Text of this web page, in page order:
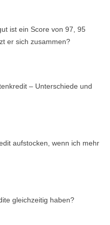
ist ein Score von 97, 95
er sich zusammen?
– Unterschiede und
aufstocken, wenn ich mehr
gleichzeitig haben?